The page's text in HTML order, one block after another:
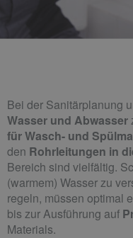
Bei der Sanitärplanung
Wasser und Abwasser
für Wasch- und
den Rohrleitungen in
Bereich sind vielfältig.
(warmem) Wasser zu
regeln, müssen optimal
bis zur Ausführung auf
Materials.